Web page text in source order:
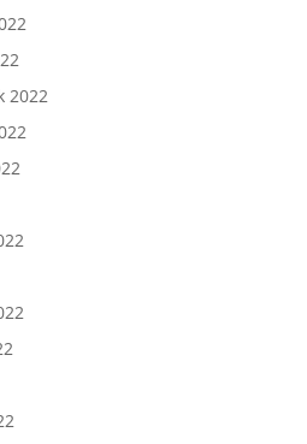
2022